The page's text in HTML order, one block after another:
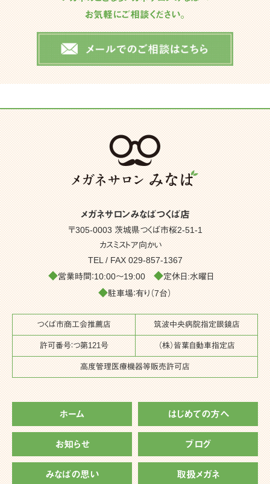
お気軽にご相談ください。
メガネサロンみなばつくば店
〒305-0003 茨城県つくば市桜2-51-1
カスミストア向かい
TEL / FAX 029-857-1367
◆営業時間：10:00～19:00 ◆定休日:水曜日
◆駐車場：有り（7台）
つくば市商工会推薦店 筑波中央病院指定眼鏡店
許可番号：つ第121号 （株）皆葉自動車指定店
高度管理医療機器等販売許可店
ホーム はじめての方へ
お知らせ ブログ
みなばの思い 取扱メガネ